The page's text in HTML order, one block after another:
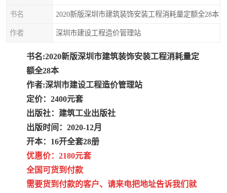
书名 2020新版深圳市建筑装饰安装工程消耗量定额全28本
作者 深圳市建设工程造价管理站
书名:2020新版深圳市建筑装饰安装工程消耗量定
额全28本
作者:深圳市建设工程造价管理站
定价：2400元套
出版社：建筑工业出版社
出版时间：2020-12月
开本：16开全套28册
优惠价：2180元套
全国可货到付款
需要货到付款的客户、请来电把地址告诉我们就
锅炉及压力容器规范国际
性规范ASME
广东省建设工程预算定额
湖北省建设工程预算定额 年考军校教材资料
甘肃省建设工程预算定额 山西省建设工程预算定额
内蒙古建设工程预算定额
陕西建设工程消耗量定额
贵州水利水电定额
青海省建筑工程消耗量定 西藏建筑工程计价定额